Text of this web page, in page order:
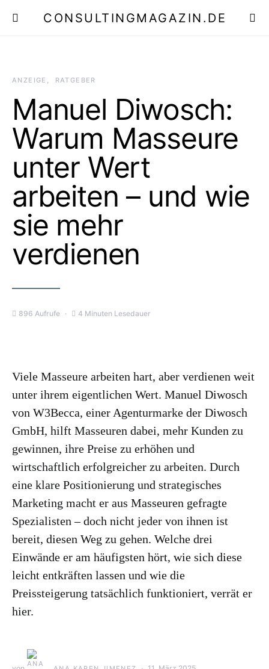
CONSULTINGMAGAZIN.DE
ANZEIGE RATGEBER
Manuel Diwosch:
Warum Masseure
unter Wert
arbeiten – und wie
sie mehr
verdienen
896 Aufrufe 4 Minuten Lesedauer
Viele Masseure arbeiten hart, aber verdienen weit
unter ihrem eigentlichen Wert. Manuel Diwosch
von W3Becca, einer Agenturmarke der Diwosch
GmbH, hilft Masseuren dabei, mehr Kunden zu
gewinnen, ihre Preise zu erhöhen und
wirtschaftlich erfolgreicher zu arbeiten. Durch
eine klare Positionierung und strategisches
Marketing macht er aus Masseuren gefragte
Spezialisten – doch nicht jeder von ihnen ist
bereit, diesen Weg zu gehen. Welche drei
Einwände er am häufigsten hört, wie sich diese
leicht entkräften lassen und wie die
Preissteigerung tatsächlich funktioniert, verrät er
hier.